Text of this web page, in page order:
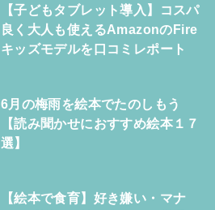
【子どもタブレット導入】コスパ
良く大人も使えるAmazonのFire
キッズモデルを口コミレポート
6月の梅雨を絵本でたのしもう
【読み聞かせにおすすめ絵本１７
選】
【絵本で食育】好き嫌い・マナ